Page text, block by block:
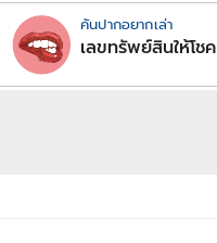
คันปากอยากเล่า
เลขทรัพย์สินให้โชค